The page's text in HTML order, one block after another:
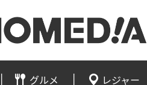
グルメ レジャー